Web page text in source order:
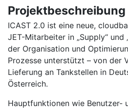
Projektbeschreibung
ICAST 2.0 ist eine neue,
JET-Mitarbeiter in „Supply“ und
der Organisation und
Prozesse unterstützt – von der
Lieferung an Tankstellen in
Österreich.
Hauptfunktionen wie Benutzer-